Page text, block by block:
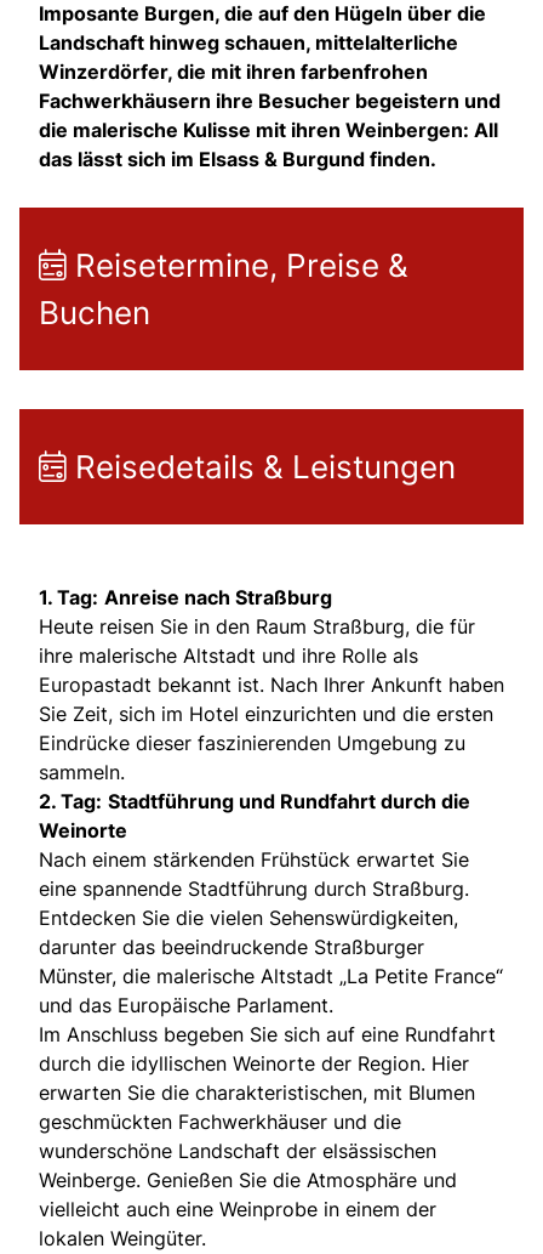
Imposante Burgen, die auf den Hügeln über die
Landschaft hinweg schauen, mittelalterliche
Winzerdörfer, die mit ihren farbenfrohen
Fachwerkhäusern ihre Besucher begeistern und
die malerische Kulisse mit ihren Weinbergen: All
das lässt sich im Elsass & Burgund finden.
Reisetermine, Preise &
Buchen
Reisedetails & Leistungen
1. Tag: Anreise nach Straßburg
Heute reisen Sie in den Raum Straßburg, die für
ihre malerische Altstadt und ihre Rolle als
Europastadt bekannt ist. Nach Ihrer Ankunft haben
Sie Zeit, sich im Hotel einzurichten und die ersten
Eindrücke dieser faszinierenden Umgebung zu
sammeln.
2. Tag: Stadtführung und Rundfahrt durch die
Weinorte
Nach einem stärkenden Frühstück erwartet Sie
eine spannende Stadtführung durch Straßburg.
Entdecken Sie die vielen Sehenswürdigkeiten,
darunter das beeindruckende Straßburger
Münster, die malerische Altstadt „La Petite France“
und das Europäische Parlament.
Im Anschluss begeben Sie sich auf eine Rundfahrt
durch die idyllischen Weinorte der Region. Hier
erwarten Sie die charakteristischen, mit Blumen
geschmückten Fachwerkhäuser und die
wunderschöne Landschaft der elsässischen
Weinberge. Genießen Sie die Atmosphäre und
vielleicht auch eine Weinprobe in einem der
lokalen Weingüter.